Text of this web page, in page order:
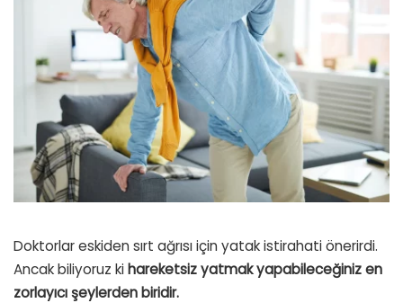
Doktorlar eskiden sırt ağrısı için yatak istirahati önerirdi.
Ancak biliyoruz kihareketsiz yatmak yapabileceğiniz en
zorlayıcı şeylerden biridir.